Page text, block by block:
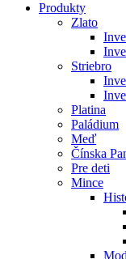
Produkty
Zlato
Striebro
Platina
Paládium
Meď
Čínska
Pre deti
Mince